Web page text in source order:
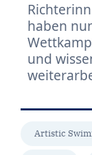
haben
und
Artistic